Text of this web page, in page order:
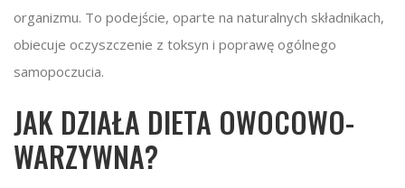
organizmu. To podejście, oparte na naturalnych składnikach,
obiecuje oczyszczenie z toksyn i poprawę ogólnego
samopoczucia.
JAK DZIAŁA DIETA OWOCOWO-
WARZYWNA?